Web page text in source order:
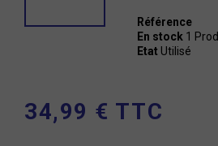
Référence
En stock 1
Etat Utilisé
34,99 € TTC